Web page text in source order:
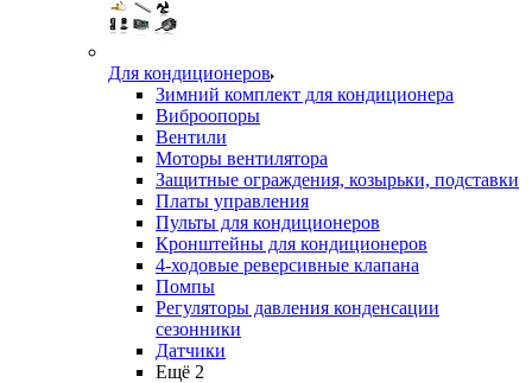
Для кондиционеров
Зимний комплект для кондиционера
Виброопоры
Вентили
Моторы вентилятора
Защитные ограждения, козырьки, подставки
Платы управления
Пульты для кондиционеров
Кронштейны для кондиционеров
4-ходовые реверсивные клапана
Помпы
Регуляторы давления конденсации
сезонники
Датчики
Ещё 2